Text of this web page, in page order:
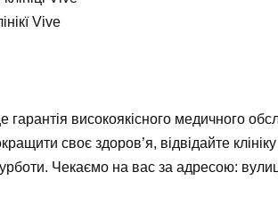
гарантія високоякісного медичного
своє здоров’я, відвідайте
Чекаємо на вас за адресою: